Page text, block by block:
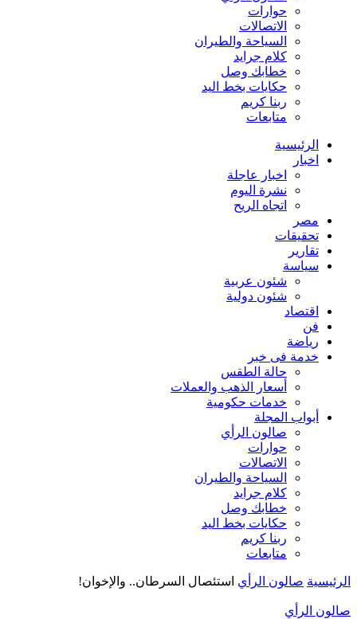
حوارات
الاتصالات
السياحة والطيران
كلام جرايد
خطابك وصل
حكايات بخط اليد
ربنا كريم
متابعات
الرئيسية
اخبار
اخبار عاجلة
نشرة اليوم
اتجاه الريح
مصر
تحقيقات
تقارير
سياسة
شئون عربية
شئون دولية
اقتصاد
فن
رياضة
خدمة فى خبر
حالة الطقس
أسعار الذهب والعملات
خدمات حكومية
أبواب المجلة
صالون الرأي
حوارات
الاتصالات
السياحة والطيران
كلام جرايد
خطابك وصل
حكايات بخط اليد
ربنا كريم
متابعات
الرئيسية صالون الرأي استئصال السرطان.. والإخوان!
صالون الرأي